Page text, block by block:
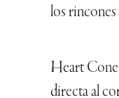
los rincones
Heart
directa al